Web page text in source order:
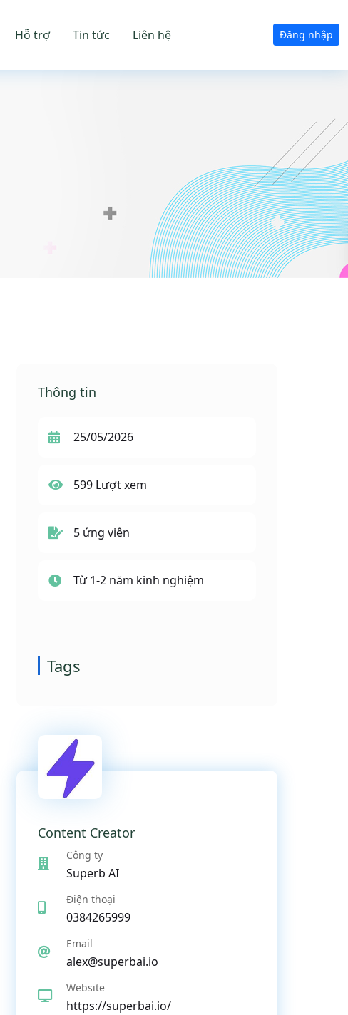
Hỗ trợ Tin tức Liên hệ Đăng nhập
Thông tin
25/05/2026
599 Lượt xem
5 ứng viên
Từ 1-2 năm kinh nghiệm
Tags
Content Creator
Công ty
Superb AI
Điện thoại
0384265999
Email
alex@superbai.io
Website
https://superbai.io/